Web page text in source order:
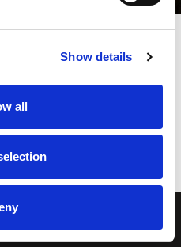
Show details
all